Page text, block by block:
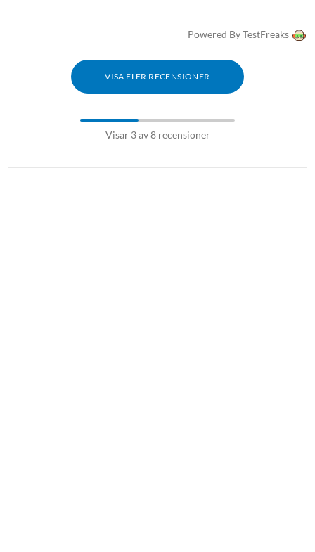
Powered By TestFreaks
VISA FLER RECENSIONER
Visar 3 av 8 recensioner